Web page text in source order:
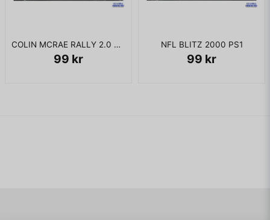
COLIN MCRAE RALLY 2.0 PS1
99 kr
NFL BLITZ 2000 PS1
99 kr